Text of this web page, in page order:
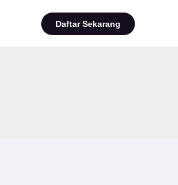
Daftar Sekarang